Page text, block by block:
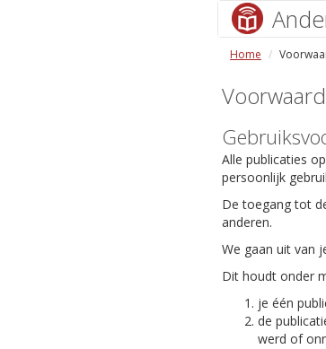
Home
Alle publicaties
persoonlijk
De toegang tot
anderen.
We gaan uit van
Dit houdt onder
je één
de
werd of